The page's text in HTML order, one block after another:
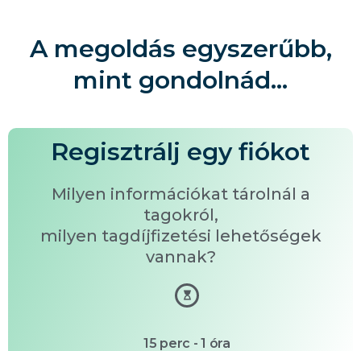
A megoldás egyszerűbb,
mint gondolnád…
Regisztrálj egy fiókot
Milyen információkat tárolnál a
tagokról,
milyen tagdíjfizetési lehetőségek
vannak?
15 perc - 1 óra​